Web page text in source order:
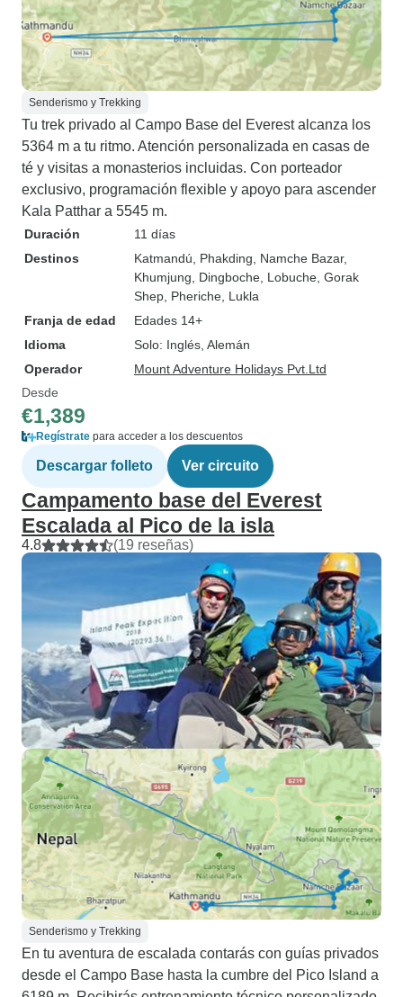
Senderismo y Trekking
Tu trek privado al Campo Base del Everest alcanza los
5364 m a tu ritmo. Atención personalizada en casas de
té y visitas a monasterios incluidas. Con porteador
exclusivo, programación flexible y apoyo para ascender
Kala Patthar a 5545 m.
Duración
11 días
Destinos
Katmandú , Phakding , Namche Bazar,
Khumjung , Dingboche , Lobuche , Gorak
Shep , Pheriche , Lukla
Franja de edad
Edades 14+
Idioma
Solo: Inglés, Alemán
Operador
Mount Adventure Holidays Pvt.Ltd
Desde
€1,389
Regístrate para acceder a los descuentos
Descargar folleto Ver circuito
Campamento base del Everest
Escalada al Pico de la isla
4.8 (19 reseñas)
Senderismo y Trekking
En tu aventura de escalada contarás con guías privados
desde el Campo Base hasta la cumbre del Pico Island a